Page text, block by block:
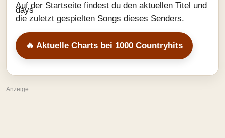
Auf der Startseite findest du den aktuellen Titel und
die zuletzt gespielten Songs dieses Senders.
🔥 Aktuelle Charts bei 1000 Countryhits
Anzeige